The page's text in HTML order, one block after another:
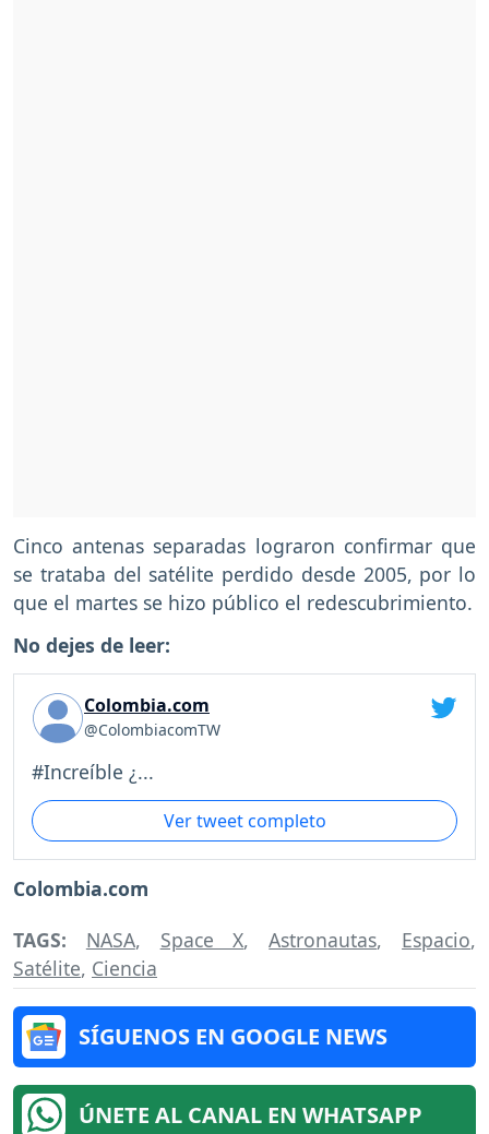
Cinco antenas separadas lograron confirmar que
se trataba del satélite perdido desde 2005, por lo
que el martes se hizo público el redescubrimiento.
No dejes de leer:
Colombia.com
@ColombiacomTW
#Increíble ¿...
Ver tweet completo
Colombia.com
TAGS: NASA, Space X,Astronautas, Espacio,
Satélite, Ciencia
SÍGUENOS EN GOOGLE NEWS
ÚNETE AL CANAL EN WHATSAPP